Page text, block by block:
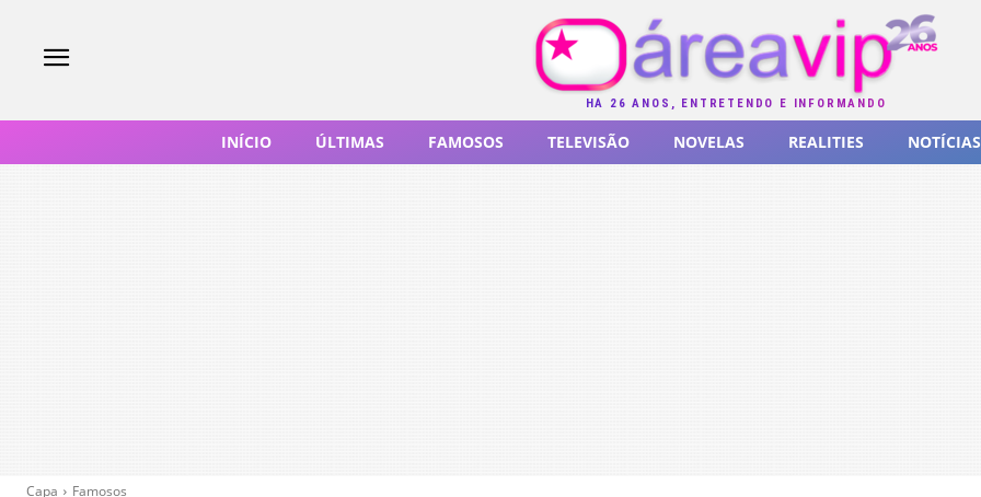
HÁ 26 ANOS, ENTRETENDO E INFORMANDO
INÍCIO ÚLTIMAS FAMOSOS TELEVISÃO NOVELAS REALITIES NOTÍCIAS
Capa Famosos